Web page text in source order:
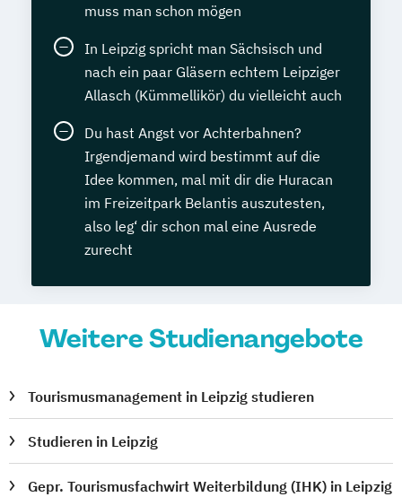
muss man schon mögen
In Leipzig spricht man Sächsisch und
nach ein paar Gläsern echtem Leipziger
Allasch (Kümmellikör) du vielleicht auch
Du hast Angst vor Achterbahnen?
Irgendjemand wird bestimmt auf die
Idee kommen, mal mit dir die Huracan
im Freizeitpark Belantis auszutesten,
also leg‘ dir schon mal eine Ausrede
zurecht
Weitere Studienangebote
Tourismusmanagement in Leipzig studieren
Studieren in Leipzig
Gepr. Tourismusfachwirt Weiterbildung (IHK) in Leipzig